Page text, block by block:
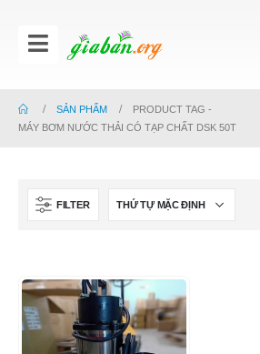
SẢN PHẨM
PRODUCT TAG -
MÁY BƠM NƯỚC THẢI CÓ TẠP CHẤT DSK 50T
FILTER